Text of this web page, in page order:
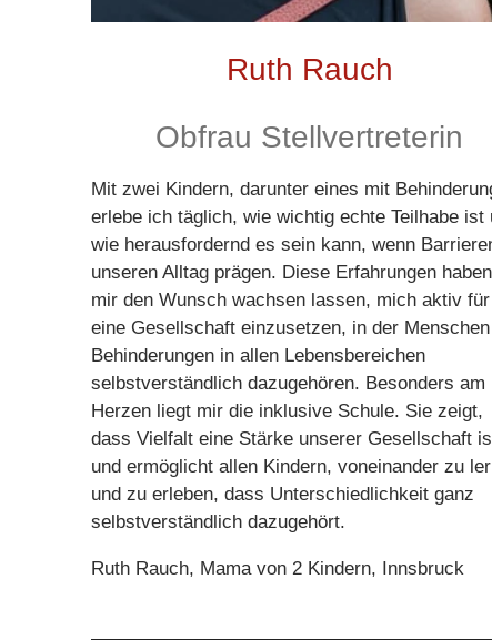
Ruth Rauch
Obfrau Stellvertreterin
Mit zwei Kindern, darunter eines mit
erlebe ich täglich, wie wichtig echte Teilhabe ist
wie herausfordernd es sein kann, wenn
unseren Alltag prägen. Diese Erfahrungen
mir den Wunsch wachsen lassen, mich aktiv für
eine Gesellschaft einzusetzen, in der
Behinderungen in allen Lebensbereichen
selbstverständlich dazugehören. Besonders am
Herzen liegt mir die inklusive Schule. Sie zeigt,
dass Vielfalt eine Stärke unserer Gesellschaft
und ermöglicht allen Kindern, voneinander zu
und zu erleben, dass Unterschiedlichkeit ganz
selbstverständlich dazugehört.
Ruth Rauch, Mama von 2 Kindern, Innsbruck